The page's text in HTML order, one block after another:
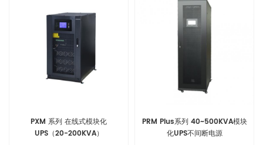
PXM 系列 在线式模块化
UPS（20-200KVA）
PRM Plus系列 40~500KVA模块
化UPS不间断电源